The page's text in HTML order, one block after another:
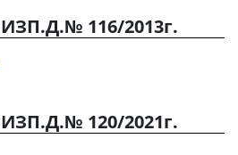
116/2013г.
120/2021г.